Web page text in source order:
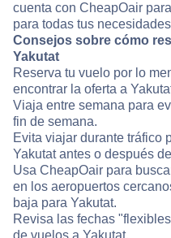
cuenta con CheapOair
para todas tus
Consejos sobre cómo
Yakutat
Reserva tu vuelo por lo
encontrar la oferta a
Viaja entre semana para
fin de semana.
Evita viajar durante tráfico
Yakutat antes o después
Usa CheapOair para
en los aeropuertos
baja para Yakutat.
Revisa las fechas